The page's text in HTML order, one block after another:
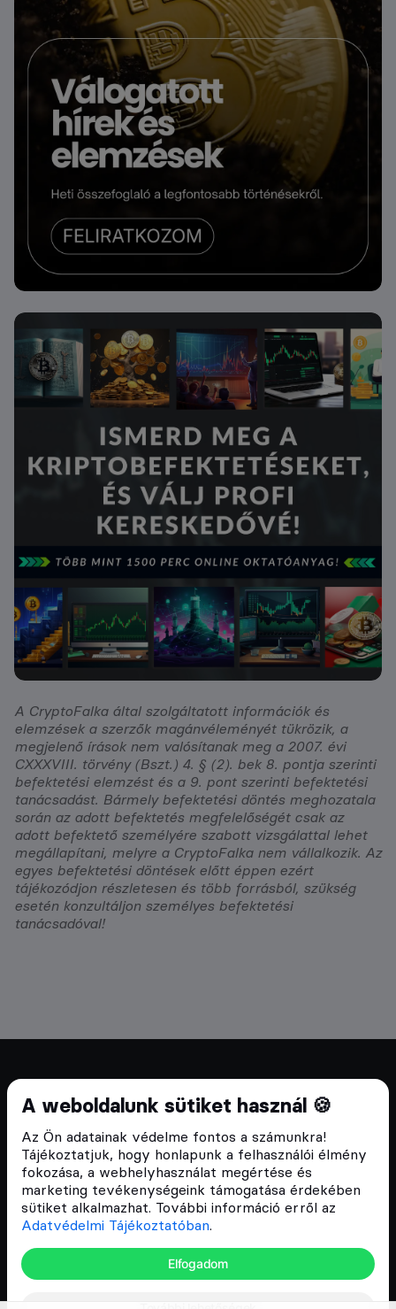
A weboldalunk sütiket használ 🍪
Az Ön adatainak védelme fontos a számunkra!
Tájékoztatjuk, hogy honlapunk a felhasználói élmény
fokozása, a webhelyhasználat megértése és
marketing tevékenységeink támogatása érdekében
sütiket alkalmazhat. További információ erről az
Adatvédelmi Tájékoztatóban.
Elfogadom
A CryptoFalka által szolgáltatott információk és
elemzések a szerzők magánvéleményét tükrözik, a
megjelenő írások nem valósítanak meg a 2007. évi
CXXXVIII. törvény (Bszt.) 4. § (2). bek 8. pontja szerinti
befektetési elemzést és a 9. pont szerinti befektetési
tanácsadást. Bármely befektetési döntés meghozatala
során az adott befektetés megfelelőségét csak az
adott befektető személyére szabott vizsgálattal lehet
megállapítani, melyre a CryptoFalka nem vállalkozik. Az
egyes befektetési döntések előtt éppen ezért
tájékozódjon részletesen és több forrásból, szükség
esetén konzultáljon személyes befektetési
tanácsadóval!
Cryptofalka 2018 óta
Szívünkön viseljük a blokklánc technológia
népszerűsítését Magyarországon, ezért 2018 óta a
Cryptofalka célja, hogy biztosítsa a hazai közösség
és vállalatok digitális oktatását és fejlődését.
Oldalak